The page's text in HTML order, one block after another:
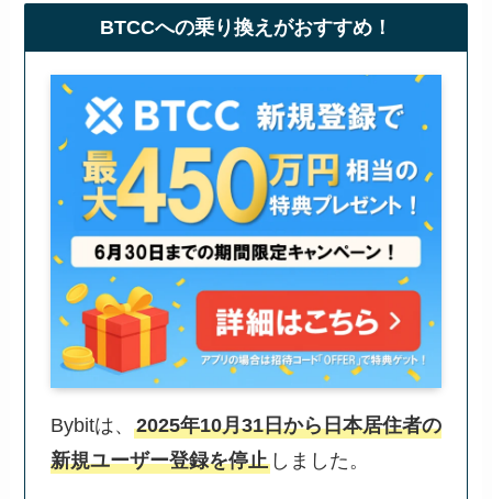
BTCCへの乗り換えがおすすめ！
Bybitは、 2025年10月31日から日本居住者の
新規ユーザー登録を停止しました。